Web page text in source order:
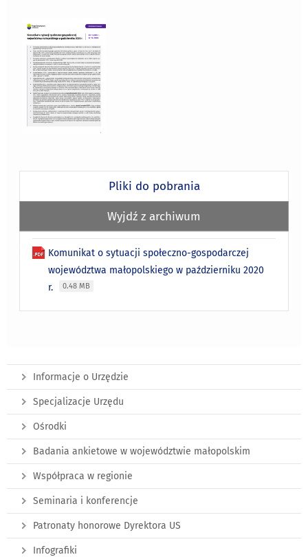
Pliki do pobrania
Wyjdź z archiwum
Komunikat o sytuacji społeczno-gospodarczej
województwa małopolskiego w październiku 2020
r.
0.48 MB
Informacje o Urzędzie
Specjalizacje Urzędu
Ośrodki
Badania ankietowe w województwie małopolskim
Współpraca w regionie
Seminaria i konferencje
Patronaty honorowe Dyrektora US
Infografiki